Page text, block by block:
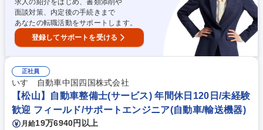
求人の紹介をはじめ、書類添削や
面談対策、内定後の手続きまで
あなたの転職活動をサポートします。
登録してサポートを受ける
正社員
いすゞ自動車中国四国株式会社
【松山】自動車整備士(サービス) 年間休日120日/未経験
歓迎 フィールド/サポートエンジニア(自動車/輸送機器)
月給19万6940円以上